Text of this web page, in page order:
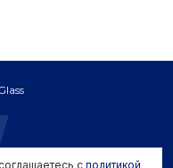
с политикой